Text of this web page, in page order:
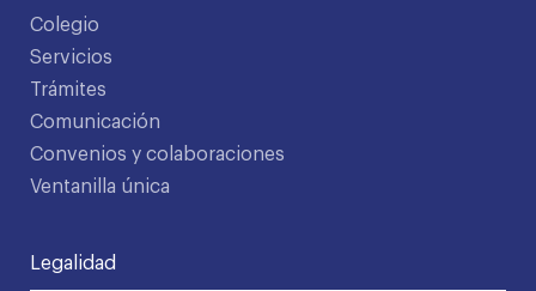
Colegio
Servicios
Trámites
Comunicación
Convenios y colaboraciones
Ventanilla única
Legalidad